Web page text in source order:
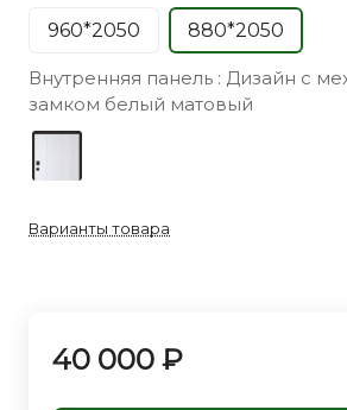
960*2050
880*2050
Внутренняя панель : Дизайн с
замком белый матовый
Варианты товара
40 000 ₽